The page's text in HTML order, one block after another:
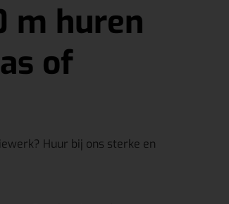
m huren
of
Huur bij ons sterke en